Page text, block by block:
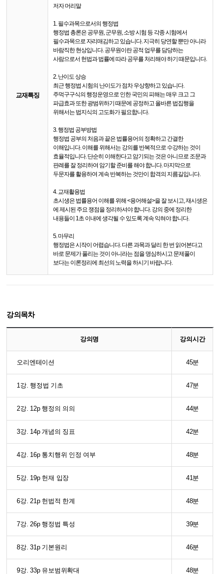
교재특징
저자 머리말
1. 필수과목으로서의 행정법
행정법 총론은 공무원, 군무원, 소방 시험 등 각종 시험에서
필수과목으로 자리매김하고 있습니다. 지극히 당연할 뿐만 아니라
바람직한 현상입니다. 공무원이란 공적 업무를 담당하는
사람으로서 헌법과 법률에 따라 공무를 처리해야 하기 때문입니다.
2. 난이도 상승
최근 행정법 시험의 난이도가 점차 우상향하고 있습니다.
주먹구구식의 행정운영으로 인한 국민의 피해는 매우 크고 그
파급효과 또한 광범위하기 때문에 공정하고 올바른 법집행을
위해서는 법지식의 고도화가 필요합니다.
3. 행정법 공부방법
행정법 공부의 처음과 끝은 법률용어의 정확하고 간결한
이해입니다. 이해를 위해서는 강의를 반복적으로 수강하는 것이
효율적입니다. 단순히 이해한다고 암기되는 것은 아니므로 조문과
판례를 잘 정리하여 암기할 준비를 해야 합니다. 마지막으로
두문자를 활용하여 계속 반복하는 것만이 합격의 지름길입니다.
4. 교재활용법
초시생은 법률용어 이해를 위해 <용어해설>을 잘 보시고, 재시생은
에 제시된 주요 쟁점을 정리하셔야 합니다. 강의 중에 정리한
내용들이 1초 이내에 생각될 수 있도록 계속 익혀야 합니다.
5. 마무리
행정법은 시작이 어렵습니다. 다른 과목과 달리 한 번 읽어본다고
바로 문제가 풀리는 것이 아니라는 점을 명심하시고 문제풀이
보다는 이론정리에 최선의 노력을 하시기 바랍니다.
강의목차
강의명 강의시간
오리엔테이션 45분
1강. 행정법 기초 47분
2강. 12p 행정의 의의 44분
3강. 14p 개념의 징표 42분
4강. 16p 통치행위 인정 여부 48분
5강. 19p 헌재 입장 41분
6강. 21p 헌법적 한계 48분
7강. 26p 행정법 특성 39분
8강. 31p 기본원리 46분
9강. 33p 유보범위확대 48분